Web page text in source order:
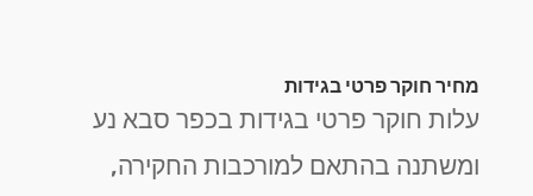
מחיר חוקר פרטי בגידות
עלות חוקר פרטי בגידות בכפר סבא נע
ומשתנה בהתאם למורכבות החקירה,